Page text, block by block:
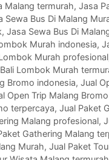
Malang termurah, Jasa
Sewa Bus Di Malang
, Jasa Sewa Bus Di
Murah indonesia,
Murah profesional
Lombok Murah
Bromo indonesia, Jual
Open Trip Malang
terpercaya, Jual Paket
Malang profesional,
Gathering Malang
Murah, Jual Paket